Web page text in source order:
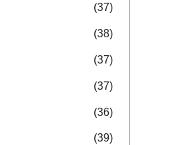
(37)
(38)
(37)
(37)
(36)
(39)